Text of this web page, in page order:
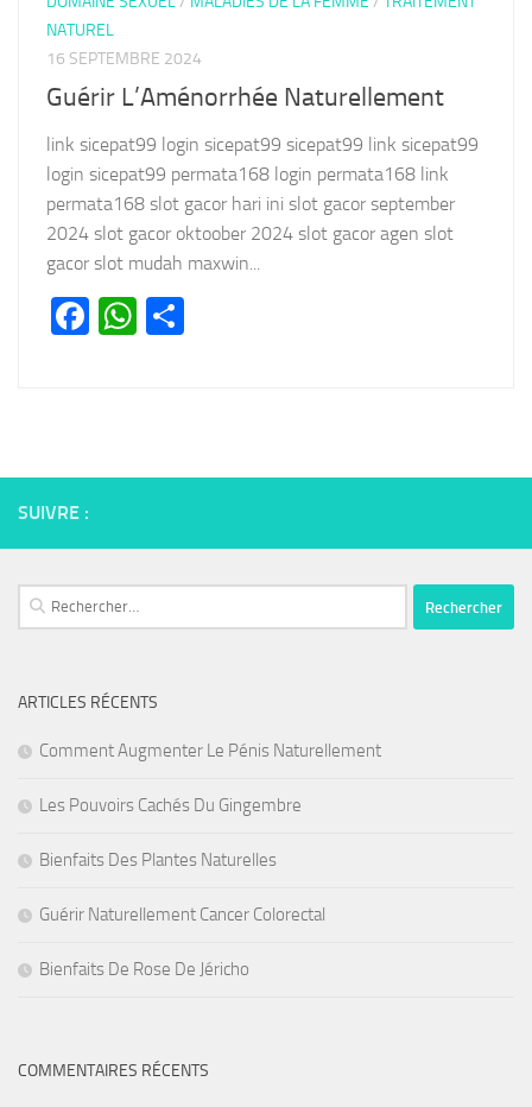
NATUREL
16 SEPTEMBRE 2024
Guérir L’Aménorrhée Naturellement
link sicepat99 login sicepat99 sicepat99 link sicepat99
login sicepat99 permata168 login permata168 link
permata168 slot gacor hari ini slot gacor september
2024 slot gacor oktoober 2024 slot gacor agen slot
gacor slot mudah maxwin...
Facebook
WhatsApp
SUIVRE :
Rechercher :
ARTICLES RÉCENTS
Comment Augmenter Le Pénis Naturellement
Les Pouvoirs Cachés Du Gingembre
Bienfaits Des Plantes Naturelles
Guérir Naturellement Cancer Colorectal
Bienfaits De Rose De Jéricho
COMMENTAIRES RÉCENTS